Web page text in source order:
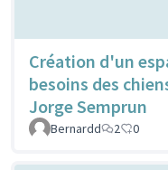
Création d'un
besoins des
Jorge Semprun
Bernardd 2 0